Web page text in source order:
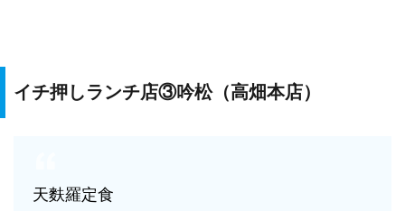
イチ押しランチ店③吟松（高畑本店）
天麩羅定食